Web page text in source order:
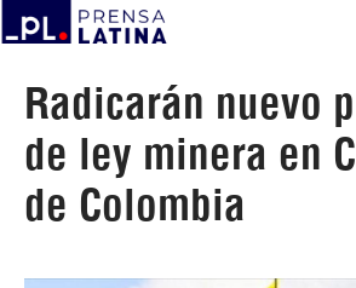
Radicarán nuevo
de ley minera en
de Colombia